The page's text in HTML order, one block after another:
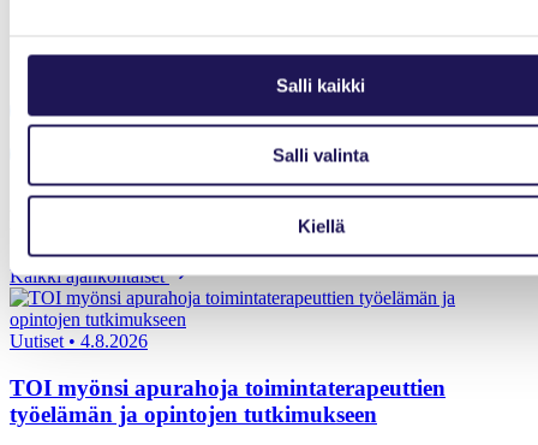
Salli kaikki
Salli valinta
Kiellä
Share on Facebook
Email this Page
Kaikki ajankohtaiset
Uutiset • 4.8.2026
TOI myönsi apurahoja toimintaterapeuttien
työelämän ja opintojen tutkimukseen